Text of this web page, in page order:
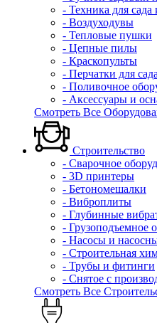
- Техника для сада
- Воздуходувы
- Тепловые пушки
- Цепные пилы
- Краскопульты
- Перчатки для сада
- Поливочное
- Аксессуары и
Смотреть Все
Строительство
- Сварочное
- 3D принтеры
- Бетономешалки
- Виброплиты
- Глубинные
- Грузоподъемное
- Насосы и
- Строительная
- Трубы и фитинги
- Снятое с
Смотреть Все